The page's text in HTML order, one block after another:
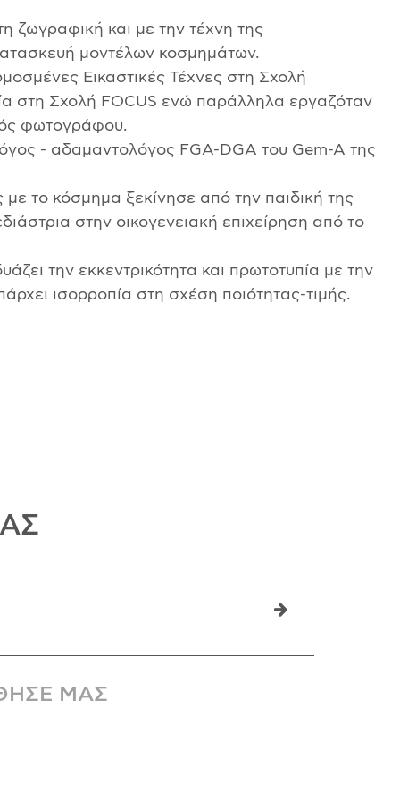
ζωγραφική και με την τέχνη της
μοντέλων κοσμημάτων.
Εικαστικές Τέχνες στη Σχολή
στη Σχολή FOCUS ενώ παράλληλα εργαζόταν
φωτογράφου.
- αδαμαντολόγος FGA-DGA του Gem-A της
το κόσμημα ξεκίνησε από την παιδική της
στην οικογενειακή επιχείρηση από το
την εκκεντρικότητα και πρωτοτυπία με την
ισορροπία στη σχέση ποιότητας-τιμής.
ΜΑΣ